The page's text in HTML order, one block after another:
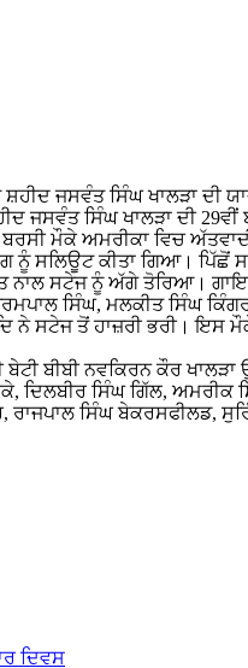
ਜਸਵੰਤ ਸਿੰਘ ਖਾਲੜਾ ਦੀ
ਜਸਵੰਤ ਸਿੰਘ ਖਾਲੜਾ ਦੀ
ਮੌਕੇ ਅਮਰੀਕਾ ਵਿਚ
ਨੂੰ ਸਲਿਊਟ ਕੀਤਾ ਗਿਆ।
ਨਾਲ ਸਟੇਜ ਨੂੰ ਅੱਗੇ ਤੋਰਿਆ।
ਸਿੰਘ, ਮਲਕੀਤ ਸਿੰਘ
ਸਟੇਜ ਤੋਂ ਹਾਜ਼ਰੀ ਭਰੀ। ਇਸ
ਬੀਬੀ ਨਵਕਿਰਨ ਕੌਰ
ਦਿਲਬੀਰ ਸਿੰਘ ਗਿੱਲ,
ਸਿੰਘ ਬੇਕਰਸਫੀਲਡ,